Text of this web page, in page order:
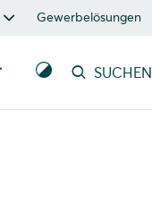
Gewerbelösungen
SUCHEN